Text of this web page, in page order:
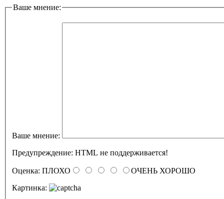
Ваше мнение:
Ваше мнение:
Предупреждение: HTML не поддерживается!
Оценка: ПЛОХО
ОЧЕНЬ ХОРОШО
Картинка: